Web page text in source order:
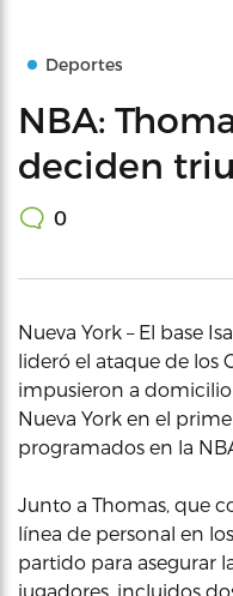
Deportes
NBA:
deciden
0
Nueva York – El base
lideró el ataque de los
impusieron a domicilio
Nueva York en el
programados en la
Junto a Thomas, que
línea de personal en
partido para asegurar
jugadores, incluidos